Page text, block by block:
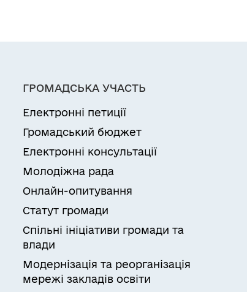
ГРОМАДСЬКА УЧАСТЬ
Електронні петиції
Громадський бюджет
Електронні консультації
Молодіжна рада
Онлайн-опитування
Статут громади
Спільні ініціативи громади та
влади
Модернізація та реорганізація
мережі закладів освіти